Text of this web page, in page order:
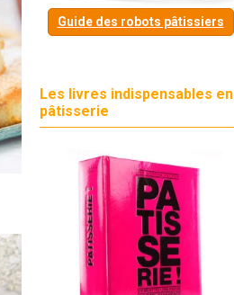
Guide des robots pâtissiers
Les livres indispensables en
pâtisserie